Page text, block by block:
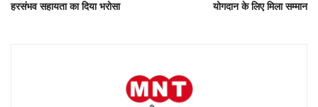
हरसंभव सहायता का दिया भरोसा
योगदान के लिए मिला सम्मान